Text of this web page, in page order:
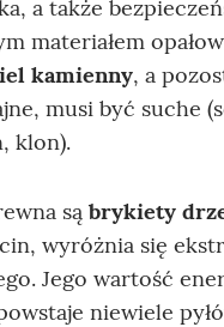
a także
materiałem
kamienny, a
musi być suche
klon).
są brykiety
wyróżnia się
Jego wartość
niewiele